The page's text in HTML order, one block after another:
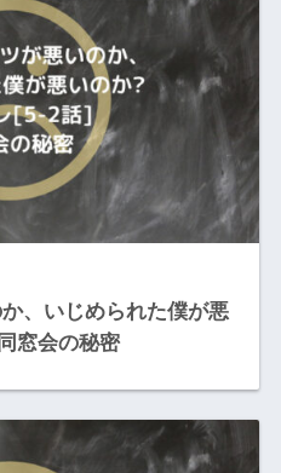
、いじめられた僕が悪
窓会の秘密